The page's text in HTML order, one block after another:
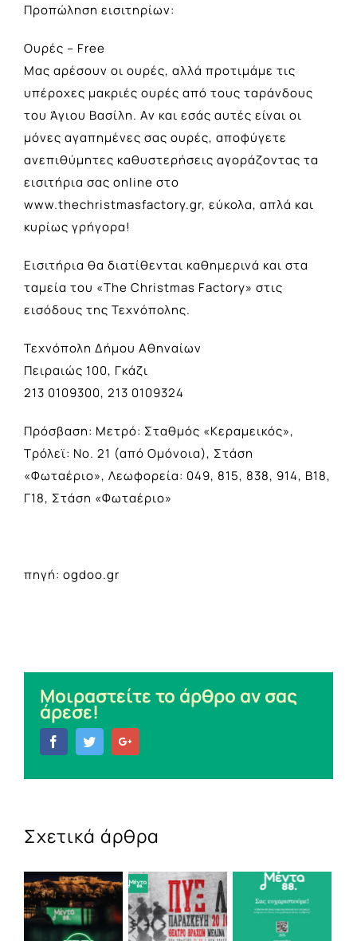
Προπώληση εισιτηρίων:
Ουρές – Free
Μας αρέσουν οι ουρές, αλλά προτιμάμε τις
υπέροχες μακριές ουρές από τους ταράνδους
του Άγιου Βασίλη. Αν και εσάς αυτές είναι οι
μόνες αγαπημένες σας ουρές, αποφύγετε
ανεπιθύμητες καθυστερήσεις αγοράζοντας τα
εισιτήρια σας online στο
www.thechristmasfactory.gr, εύκολα, απλά και
κυρίως γρήγορα!
Εισιτήρια θα διατίθενται καθημερινά και στα
ταμεία του «The Christmas Factory» στις
εισόδους της Τεχνόπολης.
Τεχνόπολη Δήμου Αθηναίων
Πειραιώς 100, Γκάζι
213 0109300, 213 0109324
Πρόσβαση: Μετρό: Σταθμός «Κεραμεικός»,
Τρόλεϊ: No. 21 (από Ομόνοια), Στάση
«Φωταέριο», Λεωφορεία: 049, 815, 838, 914, Β18,
Γ18, Στάση «Φωταέριο»
πηγή: ogdoo.gr
Μοιραστείτε το άρθρο αν σας
άρεσε!
FacebookTwitter
Σχετικά άρθρα